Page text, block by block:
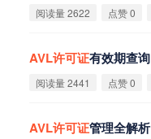
阅读量 2622 点赞 0
AVL许可证有效期查询
阅读量 2441 点赞 0
AVL许可证管理全解析